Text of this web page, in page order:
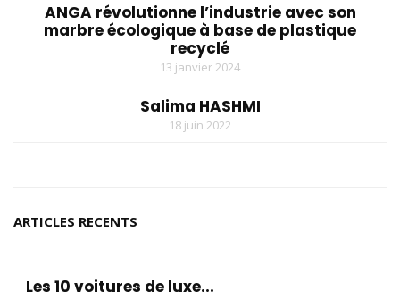
ANGA révolutionne l’industrie avec son
marbre écologique à base de plastique
recyclé
13 janvier 2024
Salima HASHMI
18 juin 2022
ARTICLES RECENTS
Les 10 voitures de luxe...